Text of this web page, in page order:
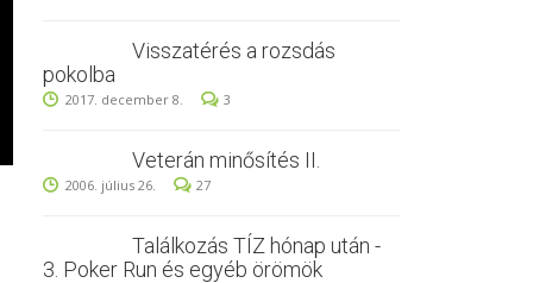
Visszatérés a rozsdás
pokolba
2017. december 8. 3
Veterán minősítés II.
2006. július 26. 27
Találkozás TÍZ hónap után -
3. Poker Run és egyéb örömök